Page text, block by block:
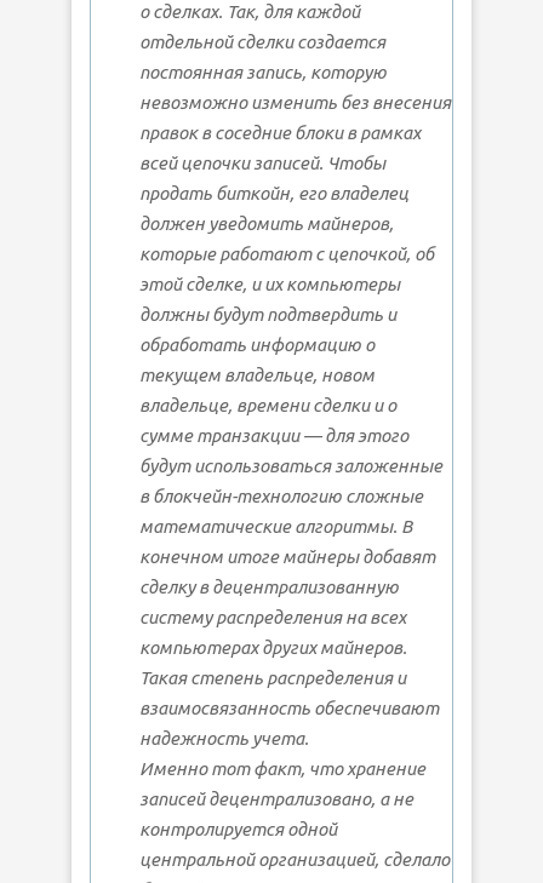
о сделках. Так, для каждой
отдельной сделки создается
постоянная запись, которую
невозможно изменить без внесения
правок в соседние блоки в рамках
всей цепочки записей. Чтобы
продать биткойн, его владелец
должен уведомить майнеров,
которые работают с цепочкой, об
этой сделке, и их компьютеры
должны будут подтвердить и
обработать информацию о
текущем владельце, новом
владельце, времени сделки и о
сумме транзакции — для этого
будут использоваться заложенные
в блокчейн-технологию сложные
математические алгоритмы. В
конечном итоге майнеры добавят
сделку в децентрализованную
систему распределения на всех
компьютерах других майнеров.
Такая степень распределения и
взаимосвязанность обеспечивают
надежность учета.
Именно тот факт, что хранение
записей децентрализовано, а не
контролируется одной
центральной организацией, сделало